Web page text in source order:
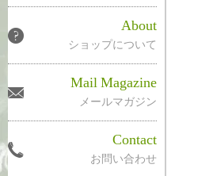
About
ショップについて
Mail Magazine
メールマガジン
Contact
お問い合わせ